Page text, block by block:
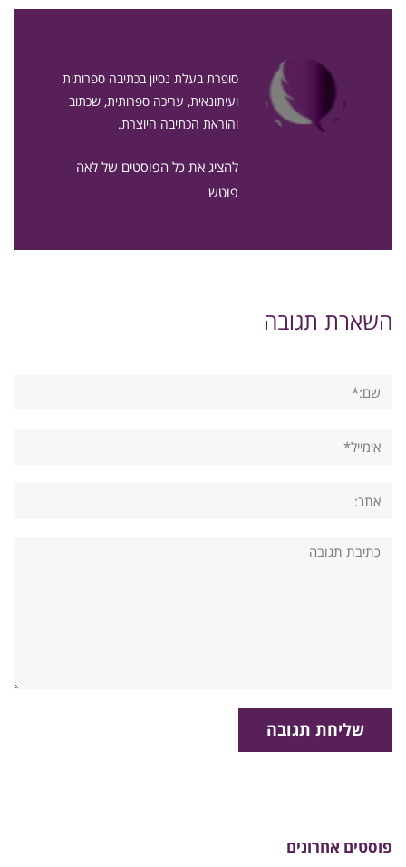
סופרת בעלת נסיון בכתיבה ספרותית
ועיתונאית, עריכה ספרותית, שכתוב
והוראת הכתיבה היוצרת.
להציג את כל הפוסטים של לאה
פוטש
השארת תגובה
פוסטים אחרונים